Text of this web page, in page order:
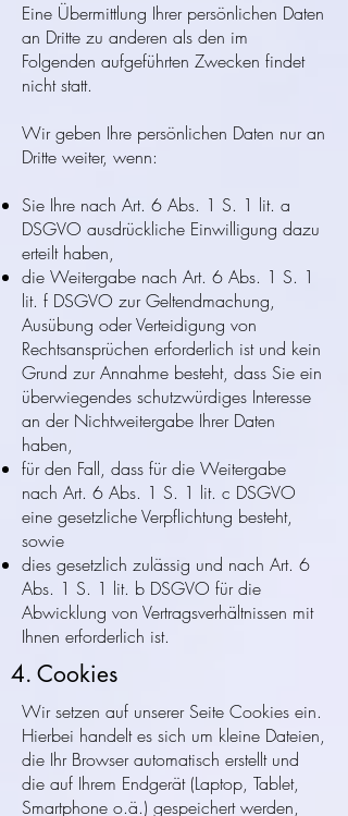
Eine Übermittlung Ihrer persönlichen Daten
an Dritte zu anderen als den im
Folgenden aufgeführten Zwecken findet
nicht statt.
Wir geben Ihre persönlichen Daten nur an
Dritte weiter, wenn:
Sie Ihre nach Art. 6 Abs. 1 S. 1 lit. a
DSGVO ausdrückliche Einwilligung dazu
erteilt haben,
die Weitergabe nach Art. 6 Abs. 1 S. 1
lit. f DSGVO zur Geltendmachung,
Ausübung oder Verteidigung von
Rechtsansprüchen erforderlich ist und kein
Grund zur Annahme besteht, dass Sie ein
überwiegendes schutzwürdiges Interesse
an der Nichtweitergabe Ihrer Daten
haben,
für den Fall, dass für die Weitergabe
nach Art. 6 Abs. 1 S. 1 lit. c DSGVO
eine gesetzliche Verpflichtung besteht,
sowie
dies gesetzlich zulässig und nach Art. 6
Abs. 1 S. 1 lit. b DSGVO für die
Abwicklung von Vertragsverhältnissen mit
Ihnen erforderlich ist.
4. Cookies
Wir setzen auf unserer Seite Cookies ein.
Hierbei handelt es sich um kleine Dateien,
die Ihr Browser automatisch erstellt und
die auf Ihrem Endgerät (Laptop, Tablet,
Smartphone o.ä.) gespeichert werden,